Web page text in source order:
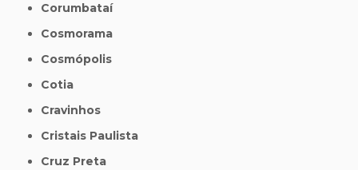
Corumbataí
Cosmorama
Cosmópolis
Cotia
Cravinhos
Cristais Paulista
Cruz Preta